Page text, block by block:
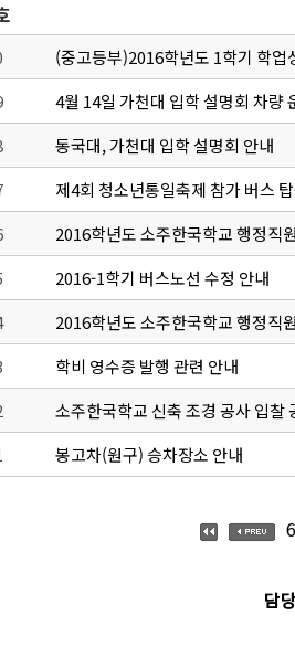
(중고등부)2016학년도 1학기 학업
4월 14일 가천대 입학 설명회 차량
동국대, 가천대 입학 설명회 안내
제4회 청소년통일축제 참가 버스
2016학년도 소주한국학교 행정직
2016-1학기 버스노선 수정 안내
2016학년도 소주한국학교 행정직
학비 영수증 발행 관련 안내
소주한국학교 신축 조경 공사 입찰
봉고차(원구) 승차장소 안내
담